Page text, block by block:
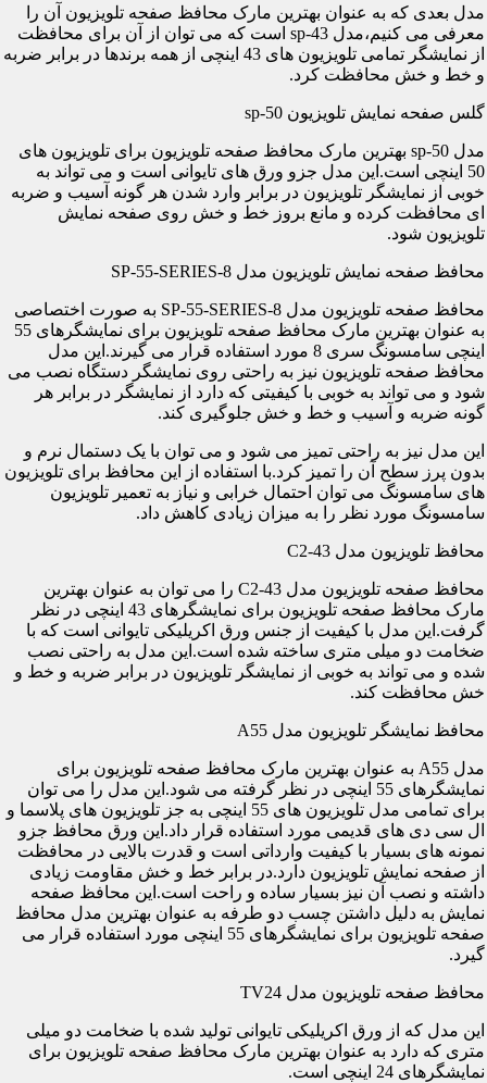
مدل بعدی که به عنوان بهترین مارک محافظ صفحه تلویزیون آن را
معرفی می کنیم،مدل sp-43 است که می توان از آن برای محافظت
از نمایشگر تمامی تلویزیون های 43 اینچی از همه برندها در برابر ضربه
و خط و خش محافظت کرد.
گلس صفحه نمایش تلویزیون sp-50
مدل sp-50 بهترین مارک محافظ صفحه تلویزیون برای تلویزیون های
50 اینچی است.این مدل جزو ورق های تایوانی است و می تواند به
خوبی از نمایشگر تلویزیون در برابر وارد شدن هر گونه آسیب و ضربه
ای محافظت کرده و مانع بروز خط و خش روی صفحه نمایش
تلویزیون شود.
محافظ صفحه نمایش تلویزیون مدل SP-55-SERIES-8
محافظ صفحه تلویزیون مدل SP-55-SERIES-8 به صورت اختصاصی
به عنوان بهترین مارک محافظ صفحه تلویزیون برای نمایشگرهای 55
اینچی سامسونگ سری 8 مورد استفاده قرار می گیرند.این مدل
محافظ صفحه تلویزیون نیز به راحتی روی نمایشگر دستگاه نصب می
شود و می تواند به خوبی با کیفیتی که دارد از نمایشگر در برابر هر
گونه ضربه و آسیب و خط و خش جلوگیری کند.
این مدل نیز به راحتی تمیز می شود و می توان با یک دستمال نرم و
بدون پرز سطح آن را تمیز کرد.با استفاده از این محافظ برای تلویزیون
های سامسونگ می توان احتمال خرابی و نیاز به تعمیر تلویزیون
سامسونگ مورد نظر را به میزان زیادی کاهش داد.
محافظ تلویزیون مدل C2-43
محافظ صفحه تلویزیون مدل C2-43 را می توان به عنوان بهترین
مارک محافظ صفحه تلویزیون برای نمایشگرهای 43 اینچی در نظر
گرفت.این مدل با کیفیت از جنس ورق اکریلیکی تایوانی است که با
ضخامت دو میلی متری ساخته شده است.این مدل به راحتی نصب
شده و می تواند به خوبی از نمایشگر تلویزیون در برابر ضربه و خط و
خش محافظت کند.
محافظ نمایشگر تلویزیون مدل A55
مدل A55 به عنوان بهترین مارک محافظ صفحه تلویزیون برای
نمایشگرهای 55 اینچی در نظر گرفته می شود.این مدل را می توان
برای تمامی مدل تلویزیون های 55 اینچی به جز تلویزیون های پلاسما و
ال سی دی های قدیمی مورد استفاده قرار داد.این ورق محافظ جزو
نمونه های بسیار با کیفیت وارداتی است و قدرت بالایی در محافظت
از صفحه نمایش تلویزیون دارد.در برابر خط و خش مقاومت زیادی
داشته و نصب آن نیز بسیار ساده و راحت است.این محافظ صفحه
نمایش به دلیل داشتن چسب دو طرفه به عنوان بهترین مدل محافظ
صفحه تلویزیون برای نمایشگرهای 55 اینچی مورد استفاده قرار می
گیرد.
محافظ صفحه تلویزیون مدل TV24
این مدل که از ورق اکریلیکی تایوانی تولید شده با ضخامت دو میلی
متری که دارد به عنوان بهترین مارک محافظ صفحه تلویزیون برای
نمایشگرهای 24 اینچی است.